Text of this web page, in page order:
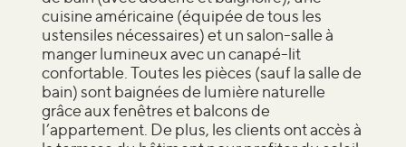
cuisine américaine (équipée de tous les
ustensiles nécessaires) et un salon-salle à
manger lumineux avec un canapé-lit
confortable. Toutes les pièces (sauf la salle de
bain) sont baignées de lumière naturelle
grâce aux fenêtres et balcons de
l’appartement. De plus, les clients ont accès à